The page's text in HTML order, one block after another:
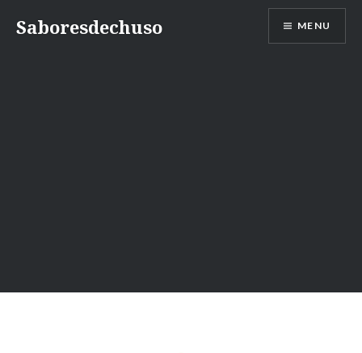
Saboresdechuso MENU